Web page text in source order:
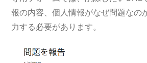
報の内容、個人情報がなぜ問題なの
力する必要があります。